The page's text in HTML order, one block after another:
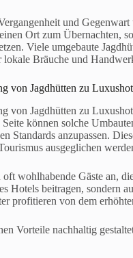
und
Ort zum Übernachten,
Viele umgebaute
Bräuche und
von Jagdhütten zu
von Jagdhütten zu
können solche
Standards anzupassen.
ausgeglichen
wohlhabende Gäste an,
Hotels beitragen, sondern
profitieren von dem
Vorteile nachhaltig